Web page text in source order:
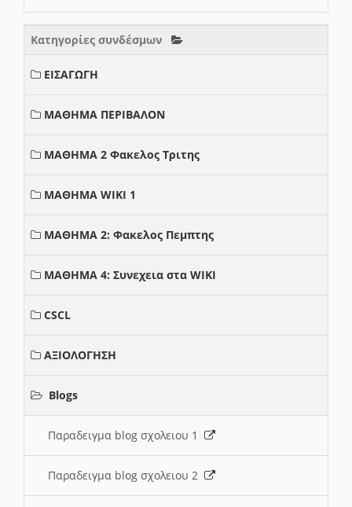
Κατηγορίες συνδέσμων
ΕΙΣΑΓΩΓΗ
ΜΑΘΗΜΑ ΠΕΡΙΒΑΛΟΝ
ΜΑΘΗΜΑ 2 Φακελος Τριτης
ΜΑΘΗΜΑ WIKI 1
ΜΑΘΗΜΑ 2: Φακελος Πεμπτης
ΜΑΘΗΜΑ 4: Συνεχεια στα WIKI
CSCL
ΑΞΙΟΛΟΓΗΣΗ
Blogs
Παραδειγμα blog σχολειου 1
Παραδειγμα blog σχολειου 2